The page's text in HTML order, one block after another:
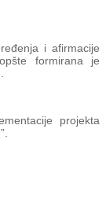
i afirmacije
formirana je
projekta